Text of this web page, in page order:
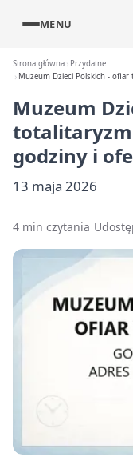
MENU
Strona główna
Przydatne
Muzeum Dzieci Polskich -
Muzeum
godziny i
13 maja 2026
4 min czytania